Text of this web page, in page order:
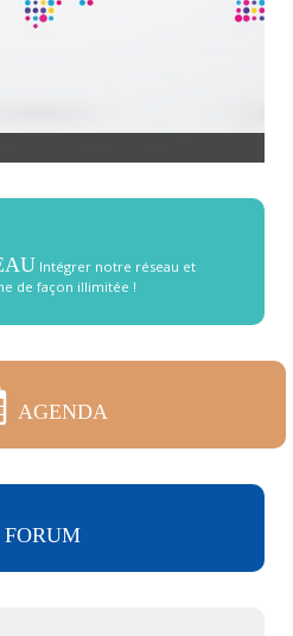
Intégrer notre réseau et
de façon illimitée !
AGENDA
FORUM